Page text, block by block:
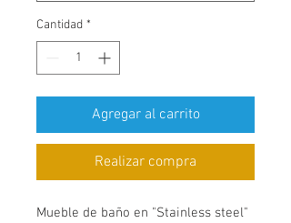
Cantidad *
Agregar al carrito
Realizar compra
Mueble de baño en "Stainless steel"